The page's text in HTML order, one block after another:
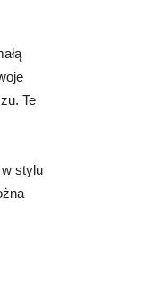
Te
stylu